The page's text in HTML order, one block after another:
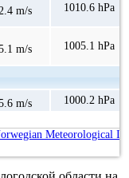
2.4 m/s 1010.6 hPa
m/s 1005.1 hPa
m/s 1000.2 hPa
Meteorological